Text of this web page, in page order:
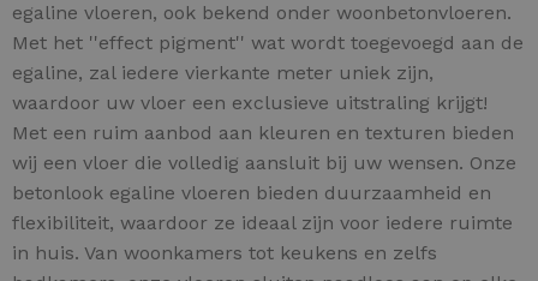
egaline vloeren, ook bekend onder woonbetonvloeren.
Met het ''effect pigment'' wat wordt toegevoegd aan de
egaline, zal iedere vierkante meter uniek zijn,
waardoor uw vloer een exclusieve uitstraling krijgt!
Met een ruim aanbod aan kleuren en texturen bieden
wij een vloer die volledig aansluit bij uw wensen. Onze
betonlook egaline vloeren bieden duurzaamheid en
flexibiliteit, waardoor ze ideaal zijn voor iedere ruimte
in huis. Van woonkamers tot keukens en zelfs